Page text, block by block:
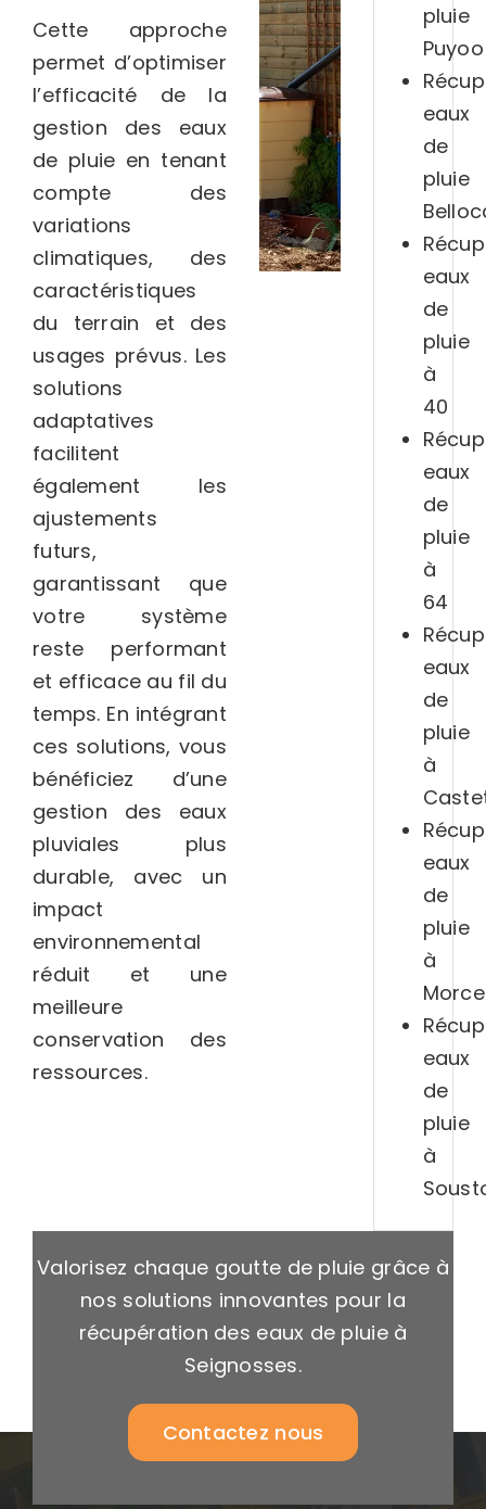
Cette approche
permet d’optimiser
l’efficacité de la
gestion des eaux
de pluie en tenant
compte des
variations
climatiques, des
caractéristiques
du terrain et des
usages prévus. Les
solutions
adaptatives
facilitent
également les
ajustements
futurs,
garantissant que
votre système
reste performant
et efficace au fil du
temps. En intégrant
ces solutions, vous
bénéficiez d’une
gestion des eaux
pluviales plus
durable, avec un
impact
environnemental
réduit et une
meilleure
conservation des
ressources.
pluie
Puyoo
eaux
de
pluie
eaux
de
pluie
à
40
eaux
de
pluie
à
64
eaux
de
pluie
à
eaux
de
pluie
à
eaux
de
pluie
à
Valorisez chaque goutte de pluie grâce à
nos solutions innovantes pour la
récupération des eaux de pluie à
Seignosses.
Contactez nous